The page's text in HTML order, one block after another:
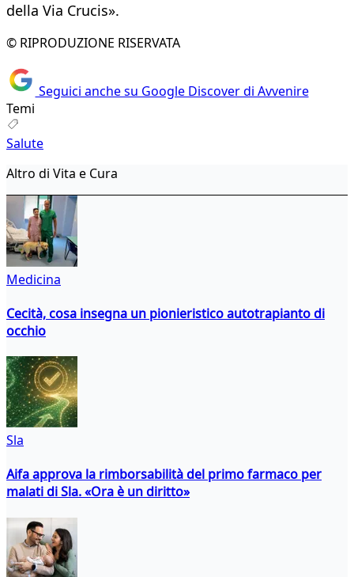
della Via Crucis».
© RIPRODUZIONE RISERVATA
Seguici anche su Google Discover di Avvenire
Temi
Salute
Altro di Vita e Cura
Medicina
Cecità, cosa insegna un pionieristico autotrapianto di
occhio
Sla
Aifa approva la rimborsabilità del primo farmaco per
malati di Sla. «Ora è un diritto»